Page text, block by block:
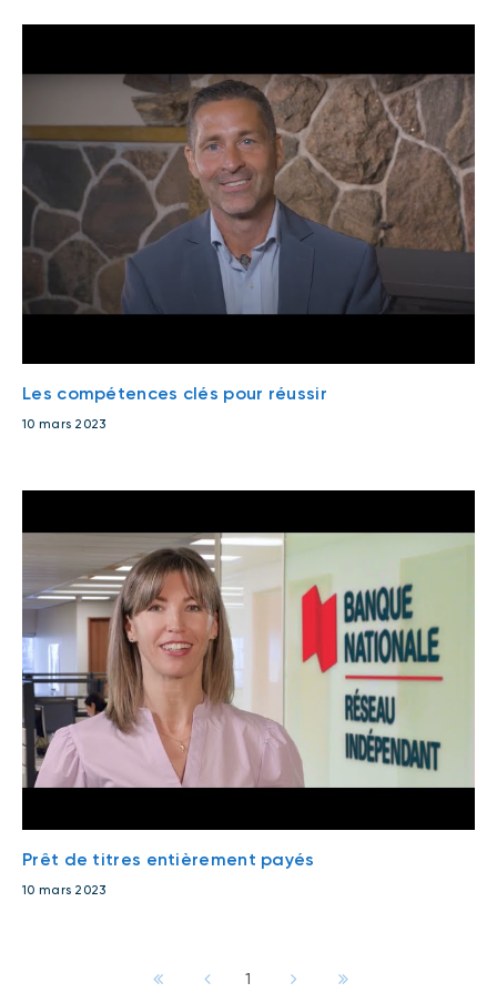
Les compétences clés pour réussir
10 mars 2023
Prêt de titres entièrement payés
10 mars 2023
1